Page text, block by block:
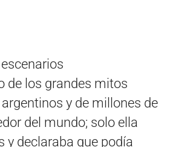
de los grandes mitos
y de millones de
del mundo; solo ella
y declaraba que podía